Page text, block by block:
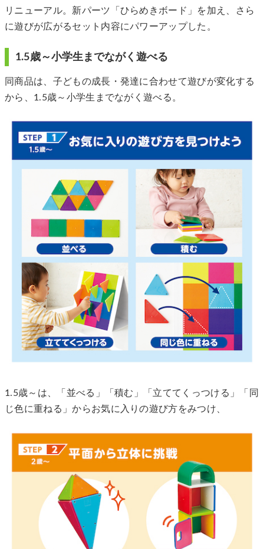
リニューアル。新パーツ「ひらめきボード」を加え、さら
に遊びが広がるセット内容にパワーアップした。
1.5歳～小学生までながく遊べる
同商品は、子どもの成長・発達に合わせて遊びが変化する
から、1.5歳～小学生までながく遊べる。
1.5歳～は、「並べる」「積む」「立ててくっつける」「同
じ色に重ねる」からお気に入りの遊び方をみつけ、